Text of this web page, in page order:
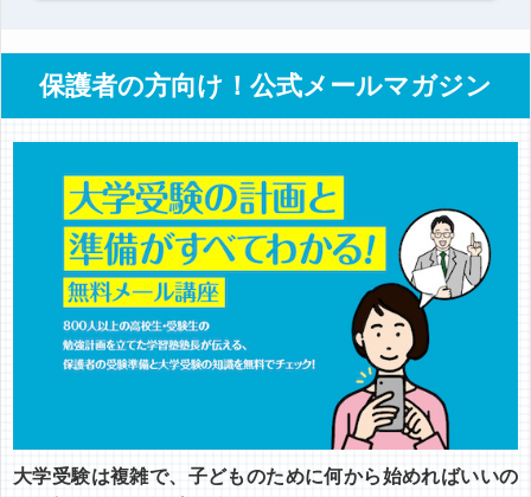
保護者の方向け！公式メールマガジン
大学受験は複雑で、子どものために何から始めればいいの